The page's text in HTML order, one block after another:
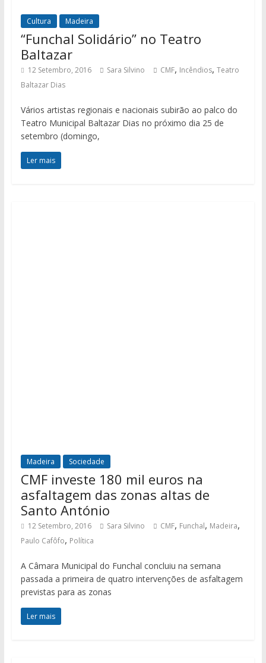
Cultura Madeira
“Funchal Solidário” no Teatro
Baltazar
12 Setembro, 2016 Sara Silvino CMF, Incêndios, Teatro
Baltazar Dias
Vários artistas regionais e nacionais subirão ao palco do
Teatro Municipal Baltazar Dias no próximo dia 25 de
setembro (domingo,
Ler mais
Madeira Sociedade
CMF investe 180 mil euros na
asfaltagem das zonas altas de
Santo António
12 Setembro, 2016 Sara Silvino CMF, Funchal, Madeira,
Paulo Cafôfo, Política
A Câmara Municipal do Funchal concluiu na semana
passada a primeira de quatro intervenções de asfaltagem
previstas para as zonas
Ler mais